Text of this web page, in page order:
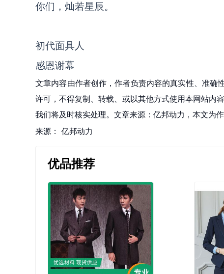
你们，灿若星辰。
初代面具人
感恩谢幕
文章内容由作者创作，作者负责内容的真实性、准确
许可，不得复制、转载、或以其他方式使用本网站内
我们将及时核实处理。文章来源：亿邦动力，本文为
来源： 亿邦动力
优品推荐